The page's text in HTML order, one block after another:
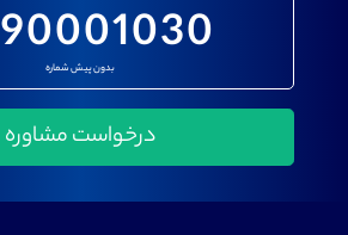
90001030
بدون پیش شماره